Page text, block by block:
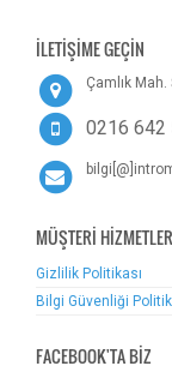
İLETİŞİME GEÇİN
Çamlık
0216 642
MÜŞTERİ
Gizlilik Politikası
Bilgi Güvenliği
FACEBOOK'TA BİZ